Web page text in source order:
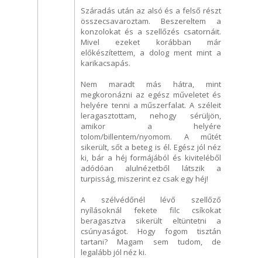
Száradás után az alsó és a felső részt
összecsavaroztam. Beszereltem a
konzolokat és a szellőzés csatornáit.
Mivel ezeket korábban már
előkészítettem, a dolog ment mint a
karikacsapás.
Nem maradt más hátra, mint
megkoronázni az egész műveletet és
helyére tenni a műszerfalat. A széleit
leragasztottam, nehogy sérüljön,
amikor a helyére
tolom/billentem/nyomom. A műtét
sikerült, sőt a beteg is él. Egész jól néz
ki, bár a héj formájából és kiviteléből
adódóan alulnézetből látszik a
turpisság, miszerint ez csak egy héj!
A szélvédőnél lévő szellőző
nyílásoknál fekete filc csíkokat
beragasztva sikerült eltüntetni a
csúnyaságot. Hogy fogom tisztán
tartani? Magam sem tudom, de
legalább jól néz ki.